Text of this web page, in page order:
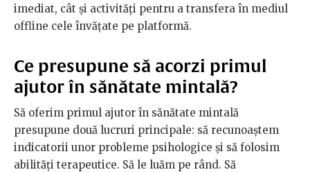
imediat, cât și activități pentru a transfera în mediul
offline cele învățate pe platformă.
Ce presupune să acorzi primul
ajutor în sănătate mintală?
Să oferim primul ajutor în sănătate mintală
presupune două lucruri principale: să recunoaștem
indicatorii unor probleme psihologice și să folosim
abilități terapeutice. Să le luăm pe rând. Să